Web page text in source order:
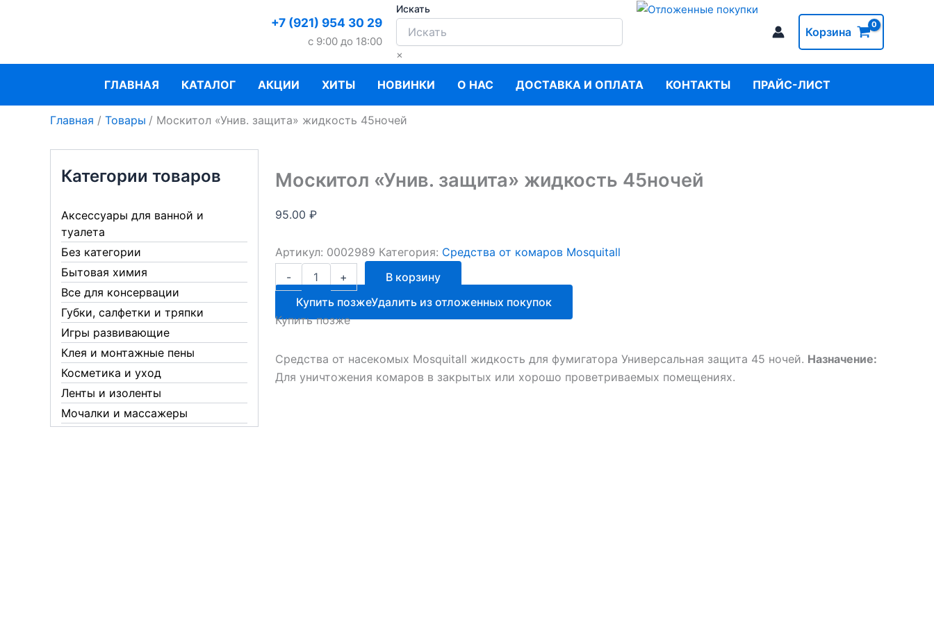
+7 (921) 954 30 29
c 9:00 до 18:00
Искать
×
Корзина
ГЛАВНАЯ КАТАЛОГ АКЦИИ ХИТЫ НОВИНКИ О НАС ДОСТАВКА И ОПЛАТА КОНТАКТЫ ПРАЙС-ЛИСТ
Главная Товары Москитол «Унив. защита» жидкость 45ночей
Категории товаров
Аксессуары для ванной и
туалета
Без категории
Бытовая химия
Все для консервации
Губки, салфетки и тряпки
Игры развивающие
Клея и монтажные пены
Косметика и уход
Ленты и изоленты
Мочалки и массажеры
Москитол «Унив. защита» жидкость 45ночей
95.00 ₽
Артикул: 0002989 Категория: Средства от комаров Mosquitall
-
Количество
товара
Москитол
защита"
45ночей
+
В корзину
Купить позжеУдалить из отложенных покупок
Купить позже
Средства от насекомых Mosquitall жидкость для фумигатора Универсальная защита 45 ночей. Назначение:
Для уничтожения комаров в закрытых или хорошо проветриваемых помещениях.